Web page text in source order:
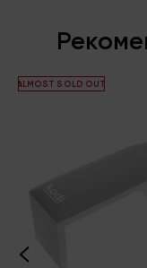
ALMOST SOLD OUT